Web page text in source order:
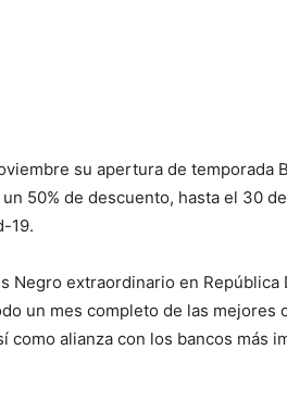
su apertura de temporada
50% de descuento, hasta el 30
19.
Negro extraordinario en República
un mes completo de las mejores
como alianza con los bancos más